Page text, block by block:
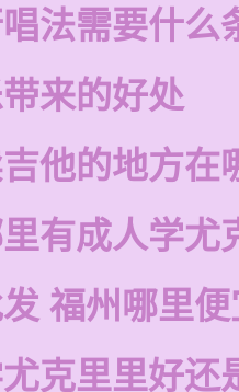
法需要什么
来的好处
他的地方在
有成人学尤
福州哪里
克里里好还